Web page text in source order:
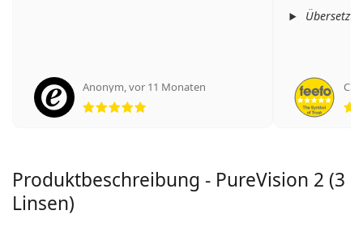
Anonym,vor 11 Monaten
Übersetzt
Produktbeschreibung - PureVision 2 (3
Linsen)